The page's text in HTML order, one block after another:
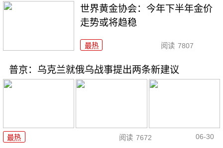
世界黄金协会：今年下半年金价
走势或将趋稳
最热 阅读 7807
普京：乌克兰就俄乌战事提出两条新建议
最热 阅读 7672 06-30